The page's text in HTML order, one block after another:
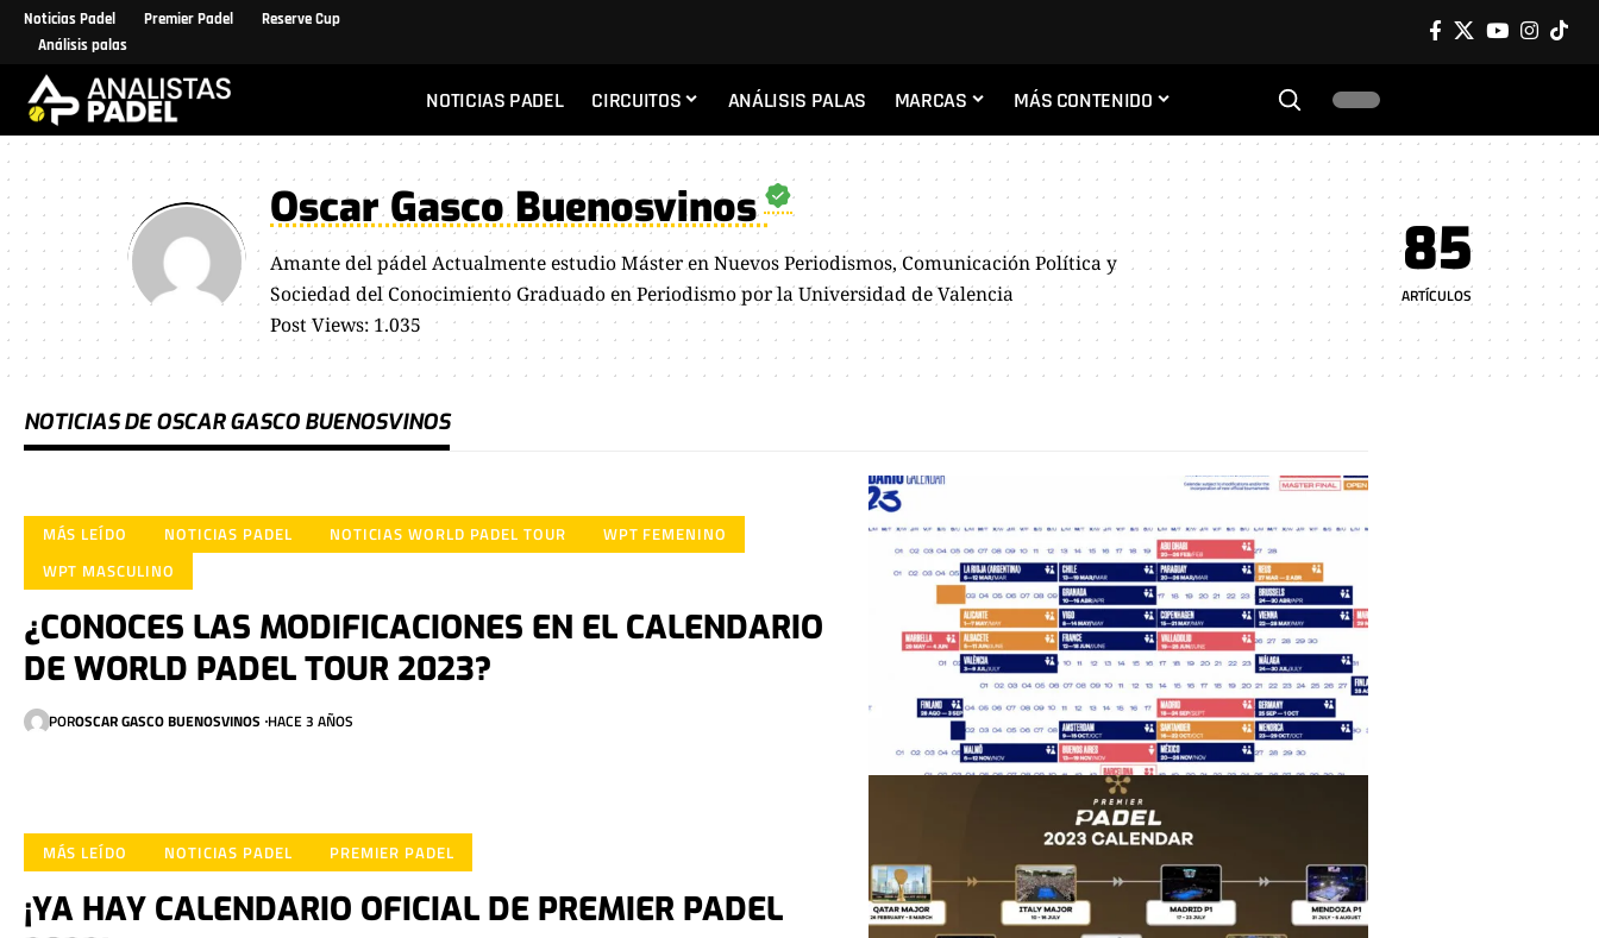
Noticias Padel Premier Padel
Reserve Cup
Análisis palas
NOTICIAS PADEL CIRCUITOS ANÁLISIS PALAS MARCAS MÁS CONTENIDO
Oscar Gasco Buenosvinos
Amante del pádel Actualmente estudio Máster en Nuevos Periodismos, Comunicación Política y
Sociedad del Conocimiento Graduado en Periodismo por la Universidad de Valencia
Post Views: 1.035
85
ARTÍCULOS
NOTICIAS DE OSCAR GASCO BUENOSVINOS
MÁS LEÍDO NOTICIAS PADEL NOTICIAS WORLD PADEL TOUR
WPT FEMENINO
WPT MASCULINO
¿CONOCES LAS MODIFICACIONES EN EL CALENDARIO
DE WORLD PADEL TOUR 2023?
POROSCAR GASCO BUENOSVINOS HACE 3 AÑOS
MÁS LEÍDO NOTICIAS PADEL PREMIER PADEL
¡YA HAY CALENDARIO OFICIAL DE PREMIER PADEL